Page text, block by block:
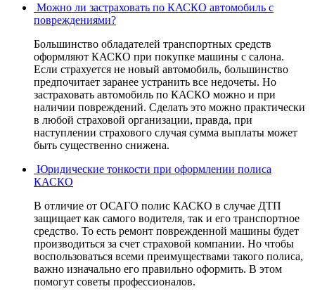
Можно ли застраховать по КАСКО автомобиль с
повреждениями?
Большинство обладателей транспортных средств
оформляют КАСКО при покупке машины с салона.
Если страхуется не новый автомобиль, большинство
предпочитает заранее устранить все недочеты. Но
застраховать автомобиль по КАСКО можно и при
наличии повреждений. Сделать это можно практически
в любой страховой организации, правда, при
наступлении страхового случая сумма выплаты может
быть существенно снижена.
Юридические тонкости при оформлении полиса
КАСКО
В отличие от ОСАГО полис КАСКО в случае ДТП
защищает как самого водителя, так и его транспортное
средство. То есть ремонт поврежденной машины будет
производиться за счет страховой компании. Но чтобы
воспользоваться всеми преимуществами такого полиса,
важно изначально его правильно оформить. В этом
помогут советы профессионалов.